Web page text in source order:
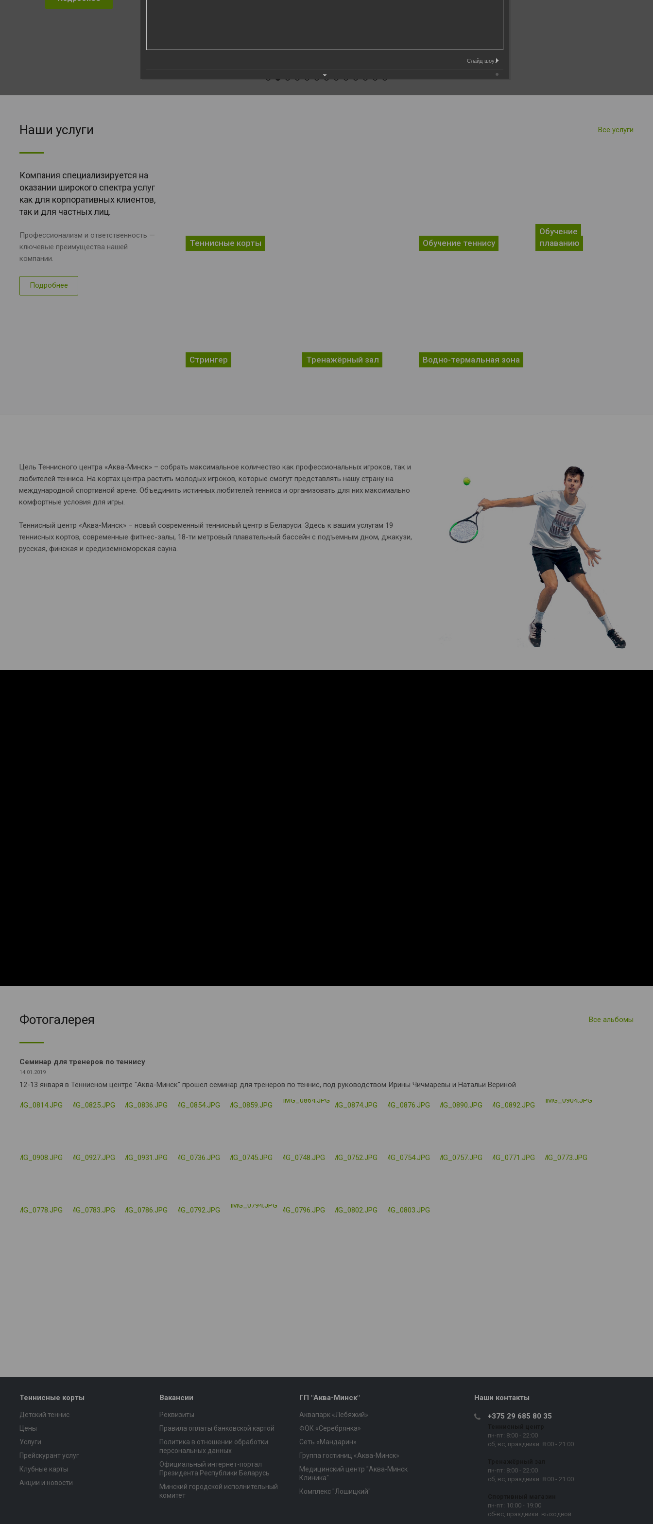
Все услуги
Наши услуги
Компания специализируется на
оказании широкого спектра услуг
как для корпоративных клиентов,
так и для частных лиц.
Профессионализм и ответственность —
ключевые преимущества нашей
компании.
Подробнее
Теннисные корты Обучение теннису
Обучение
плаванию
Стрингер Тренажёрный зал Водно-термальная зона
Цель Теннисного центра «Аква-Минск» – собрать максимальное количество как профессиональных игроков, так и
любителей тенниса. На кортах центра растить молодых игроков, которые смогут представлять нашу страну на
международной спортивной арене. Объединить истинных любителей тенниса и организовать для них максимально
комфортные условия для игры.
Теннисный центр «Аква-Минск» – новый современный теннисный центр в Беларуси. Здесь к вашим услугам 19
теннисных кортов, современные фитнес-залы, 18-ти метровый плавательный бассейн с подъемным дном, джакузи,
русская, финская и средиземноморская сауна.
Все альбомы
Фотогалерея
Семинар для тренеров по теннису
14.01.2019
12-13 января в Теннисном центре "Аква-Минск" прошел семинар для тренеров по теннис, под руководством Ирины Чичмаревы и Натальи Вериной
Теннисные корты
Детский теннис
Цены
Услуги
Прейскурант услуг
Клубные карты
Акции и новости
Вакансии
Реквизиты
Правила оплаты банковской картой
Политика в отношении обработки
персональных данных
Официальный интернет-портал
Президента Республики Беларусь
Минский городской исполнительный
комитет
ГП "Аква-Минск"
Аквапарк «Лебяжий»
ФОК «Серебрянка»
Сеть «Мандарин»
Группа гостиниц «Аква-Минск»
Медицинский центр "Аква-Минск
Клиника"
Комплекс "Лошицкий"
Наши контакты
+375 29 685 80 35
пн-пт: 8:00 - 22:00
сб, вс, праздники: 8:00 - 21:00
пн-пт: 8:00 - 22:00
сб, вс, праздники: 8:00 - 21:00
пн-пт: 10:00 - 19:00
сб-вс, праздники: выходной
Слайд-шоу: